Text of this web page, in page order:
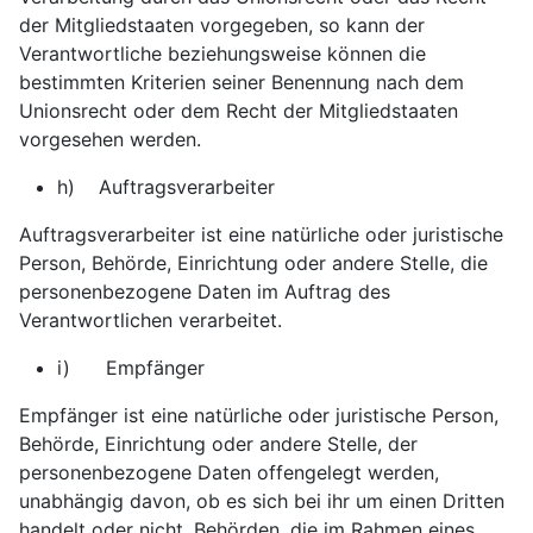
der Mitgliedstaaten vorgegeben, so kann der
Verantwortliche beziehungsweise können die
bestimmten Kriterien seiner Benennung nach dem
Unionsrecht oder dem Recht der Mitgliedstaaten
vorgesehen werden.
h) Auftragsverarbeiter
Auftragsverarbeiter ist eine natürliche oder juristische
Person, Behörde, Einrichtung oder andere Stelle, die
personenbezogene Daten im Auftrag des
Verantwortlichen verarbeitet.
i) Empfänger
Empfänger ist eine natürliche oder juristische Person,
Behörde, Einrichtung oder andere Stelle, der
personenbezogene Daten offengelegt werden,
unabhängig davon, ob es sich bei ihr um einen Dritten